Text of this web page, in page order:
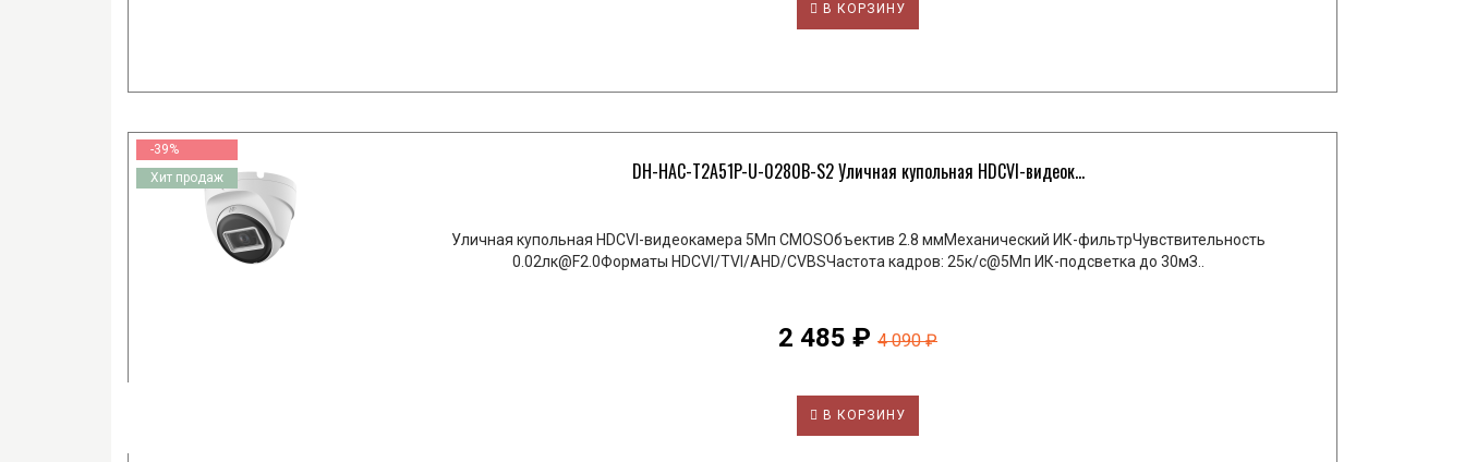
В КОРЗИНУ
-39%
Хит продаж
DH-HAC-T2A51P-U-0280B-S2 Уличная купольная HDCVI-видеок...
Уличная купольная HDCVI-видеокамера 5Мп CMOSОбъектив 2.8 ммМеханический ИК-фильтрЧувствительность
0.02лк@F2.0Форматы HDCVI/TVI/AHD/CVBSЧастота кадров: 25к/c@5Мп ИК-подсветка до 30мЗ..
2 485 ₽ 4 090 ₽
В КОРЗИНУ